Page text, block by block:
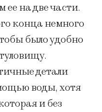
ее на две части.
конца немного
было удобно
детали
воды, хотя
и без